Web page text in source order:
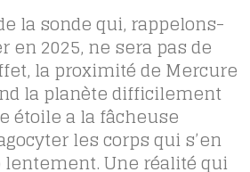
la sonde qui, rappelons-
en 2025, ne sera pas de
la proximité de Mercure
la planète difficilement
étoile a la fâcheuse
les corps qui s’en
Une réalité qui